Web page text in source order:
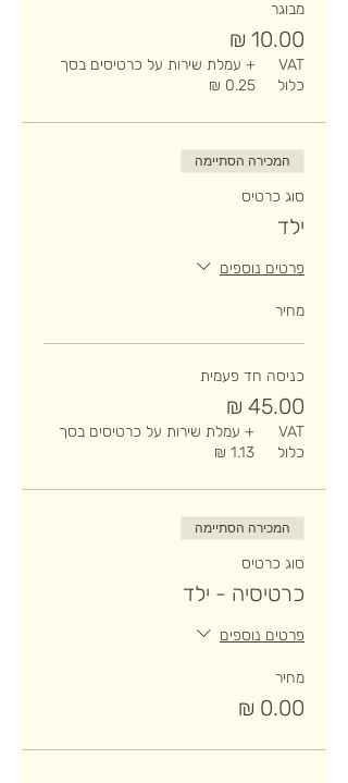
מבוגר
VAT
כלול
+ עמלת שירות על כרטיסים בסך
‏0.25 ‏₪
המכירה הסתיימה
סוג כרטיס
ילד
פרטים נוספים
מחיר
כניסה חד פעמית
VAT
כלול
+ עמלת שירות על כרטיסים בסך
‏1.13 ‏₪
המכירה הסתיימה
סוג כרטיס
כרטיסיה - ילד
פרטים נוספים
מחיר